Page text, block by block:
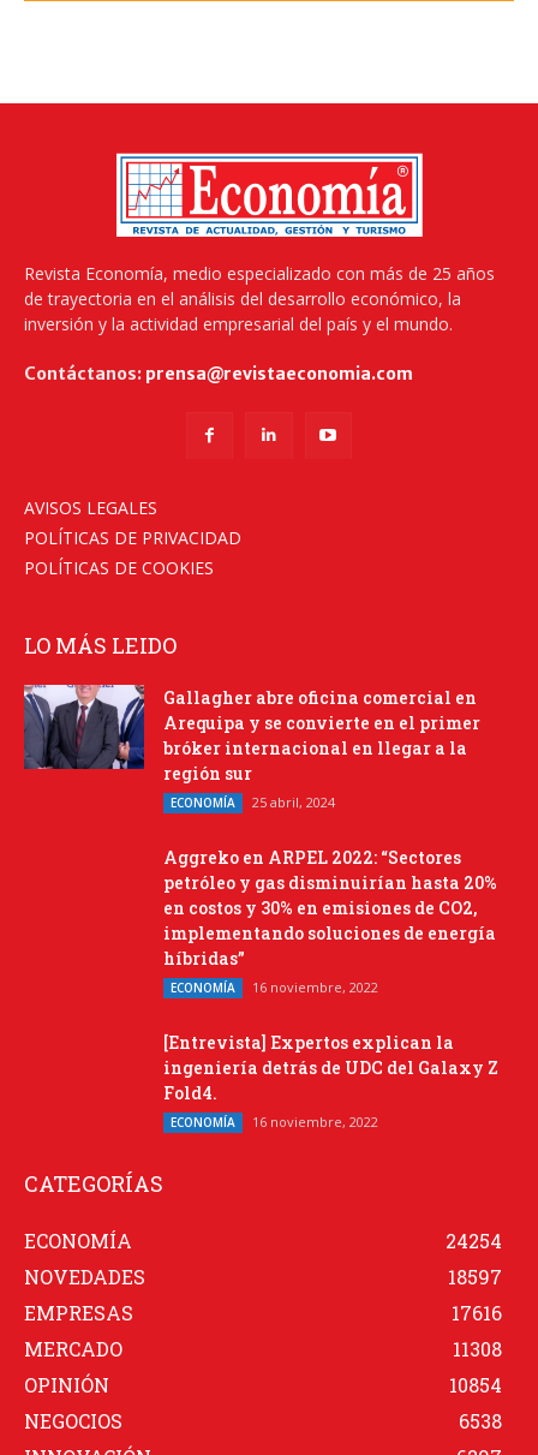
Revista Economía, medio especializado con más de 25 años
de trayectoria en el análisis del desarrollo económico, la
inversión y la actividad empresarial del país y el mundo.
Contáctanos: prensa@revistaeconomia.com
AVISOS LEGALES
POLÍTICAS DE PRIVACIDAD
POLÍTICAS DE COOKIES
LO MÁS LEIDO
Gallagher abre oficina comercial en
Arequipa y se convierte en el primer
bróker internacional en llegar a la
región sur
ECONOMÍA 25 abril, 2024
Aggreko en ARPEL 2022: “Sectores
petróleo y gas disminuirían hasta 20%
en costos y 30% en emisiones de CO2,
implementando soluciones de energía
híbridas”
ECONOMÍA 16 noviembre, 2022
[Entrevista] Expertos explican la
ingeniería detrás de UDC del Galaxy Z
Fold4.
ECONOMÍA 16 noviembre, 2022
CATEGORÍAS
ECONOMÍA
24254
NOVEDADES
18597
EMPRESAS
17616
MERCADO
11308
OPINIÓN
10854
NEGOCIOS
6538